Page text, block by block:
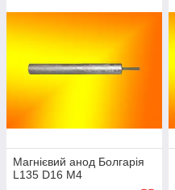
Магнієвий анод Болгарія
L135 D16 M4